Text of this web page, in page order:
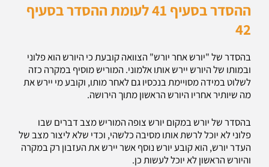
ההסדר בסעיף 41 לעומת ההסדר בסעיף
42
בהסדר של "יורש אחר יורש" הצוואה קובעת כי היורש הוא פלוני
ובמותו של היורש יירש אותו אלמוני. המוריש מוסיף במקרה כזה
לשלוט במידה מסויימת בנכסיו גם לאחר מותו, וקובע מי יירש את
מה שיותיר אחריו היורש הראשון מתוך הירושה.
בהסדר של יורש במקום יורש צופה המוריש מצב דברים שבו
פלוני לא יוכל לרשת אותו מסיבה כלשהי, וכדי שלא ליצור מצב של
העדר יורש, הוא קובע יורש נוסף אשר יירש את העזבון רק במקרה
והיורש הראשון לא יוכל לעשות כן.